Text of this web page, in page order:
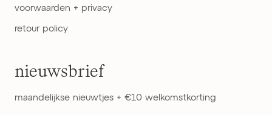
voorwaarden + privacy
retour policy
nieuwsbrief
maandelijkse nieuwtjes + €10 welkomstkorting